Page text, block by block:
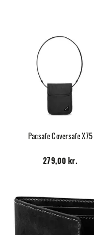
Pacsafe Coversafe X75
279,00 kr.